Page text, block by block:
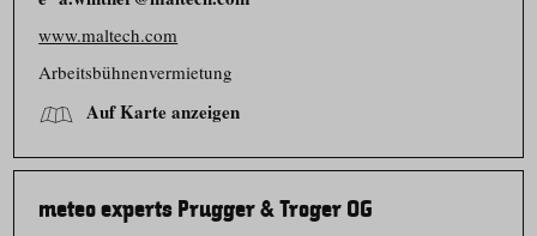
www.maltech.com
Arbeitsbüh­nen­vermietung
Auf Karte anzeigen
meteo experts Prugger & Troger OG